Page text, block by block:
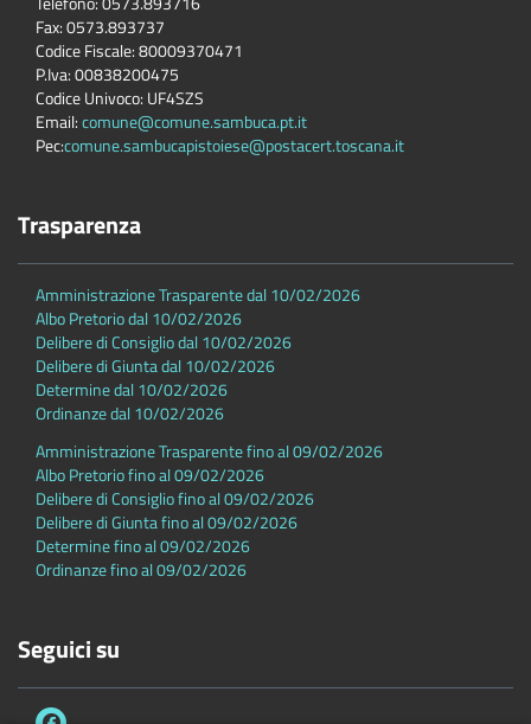
Fax: 0573.893737
Codice Fiscale: 80009370471
P.Iva: 00838200475
Codice Univoco: UF4SZS
Email:comune@comune.sambuca.pt.it
Pec:comune.sambucapistoiese@postacert.toscana.it
Trasparenza
Amministrazione Trasparente dal 10/02/2026
Albo Pretorio dal 10/02/2026
Delibere di Consiglio dal 10/02/2026
Delibere di Giunta dal 10/02/2026
Determine dal 10/02/2026
Ordinanze dal 10/02/2026
Amministrazione Trasparente fino al 09/02/2026
Albo Pretorio fino al 09/02/2026
Delibere di Consiglio fino al 09/02/2026
Delibere di Giunta fino al 09/02/2026
Determine fino al 09/02/2026
Ordinanze fino al 09/02/2026
Seguici su